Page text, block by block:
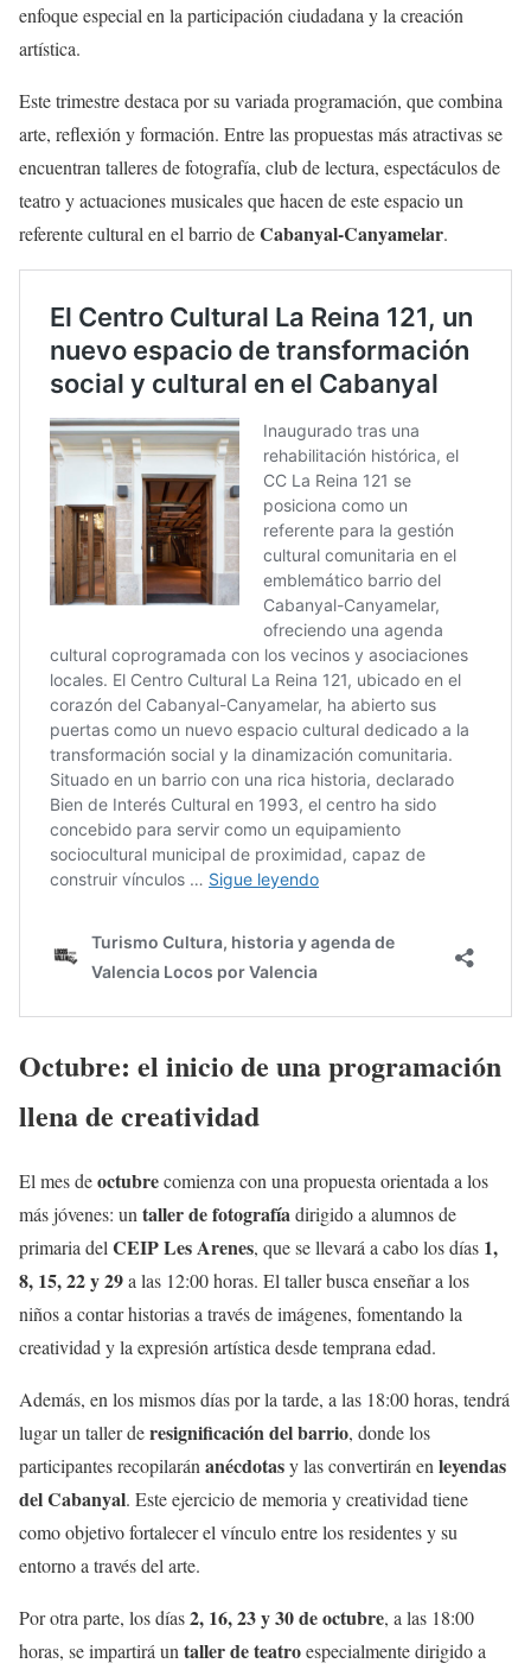
enfoque especial en la participación ciudadana y la creación
artística.
Este trimestre destaca por su variada programación, que combina
arte, reflexión y formación. Entre las propuestas más atractivas se
encuentran talleres de fotografía, club de lectura, espectáculos de
teatro y actuaciones musicales que hacen de este espacio un
referente cultural en el barrio deCabanyal-Canyamelar.
Octubre: el inicio de una programación
llena de creatividad
El mes deoctubrecomienza con una propuesta orientada a los
más jóvenes: un taller de fotografíadirigido a alumnos de
primaria del CEIP Les Arenes, que se llevará a cabo los días 1,
8, 15, 22 y 29a las 12:00 horas. El taller busca enseñar a los
niños a contar historias a través de imágenes, fomentando la
creatividad y la expresión artística desde temprana edad.
Además, en los mismos días por la tarde, a las 18:00 horas, tendrá
lugar un taller deresignificación del barrio, donde los
participantes recopilarán anécdotasy las convertirán en leyendas
del Cabanyal. Este ejercicio de memoria y creatividad tiene
como objetivo fortalecer el vínculo entre los residentes y su
entorno a través del arte.
Por otra parte, los días2, 16, 23 y 30 de octubre, a las 18:00
horas, se impartirá un taller de teatroespecialmente dirigido a